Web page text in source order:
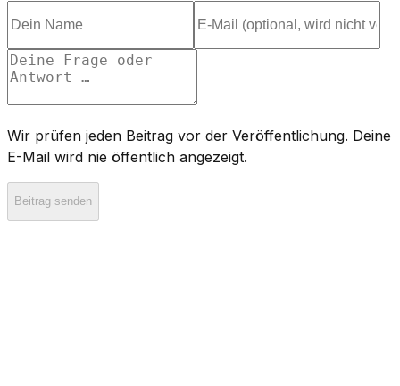
Wir prüfen jeden Beitrag vor der Veröffentlichung. Deine
E-Mail wird nie öffentlich angezeigt.
Beitrag senden